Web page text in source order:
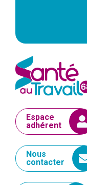
Espace
adhérent
Nous
contacter